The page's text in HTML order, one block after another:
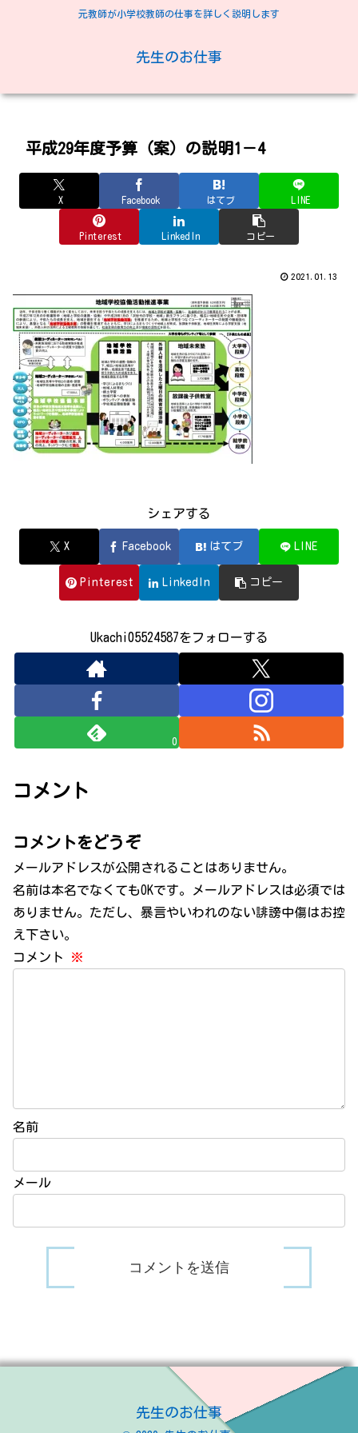
元教師が小学校教師の仕事を詳しく説明します
先生のお仕事
平成29年度予算（案）の説明1－4
X Facebook はてブ LINE
Pinterest LinkedIn コピー
2021.01.13
シェアする
X Facebook はてブ LINE
Pinterest LinkedIn コピー
Ukachi05524587をフォローする
0
コメント
コメントをどうぞ
メールアドレスが公開されることはありません。
名前は本名でなくてもOKです。メールアドレスは必須では
ありません。ただし、暴言やいわれのない誹謗中傷はお控
え下さい。
コメント
※
名前
メール
先生のお仕事